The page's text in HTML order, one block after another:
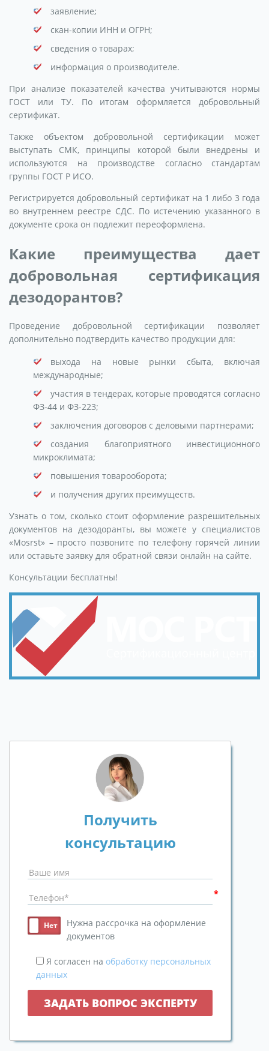
заявление;
скан-копии ИНН и ОГРН;
сведения о товарах;
информация о производителе.
При анализе показателей качества учитываются нормы
ГОСТ или ТУ. По итогам оформляется добровольный
сертификат.
Также объектом добровольной сертификации может
выступать СМК, принципы которой были внедрены и
используются на производстве согласно стандартам
группы ГОСТ Р ИСО.
Регистрируется добровольный сертификат на 1 либо 3 года
во внутреннем реестре СДС. По истечению указанного в
документе срока он подлежит переоформлена.
Какие преимущества дает
добровольная сертификация
дезодорантов?
Проведение добровольной сертификации позволяет
дополнительно подтвердить качество продукции для:
выхода на новые рынки сбыта, включая
международные;
участия в тендерах, которые проводятся согласно
ФЗ-44 и ФЗ-223;
заключения договоров с деловыми партнерами;
создания благоприятного инвестиционного
микроклимата;
повышения товарооборота;
и получения других преимуществ.
Узнать о том, сколько стоит оформление разрешительных
документов на дезодоранты, вы можете у специалистов
«Mosrst» – просто позвоните по телефону горячей линии
или оставьте заявку для обратной связи онлайн на сайте.
Консультации бесплатны!
Получить
консультацию
Нужна рассрочка на оформление
документов
Я согласен на обработку персональных
данных